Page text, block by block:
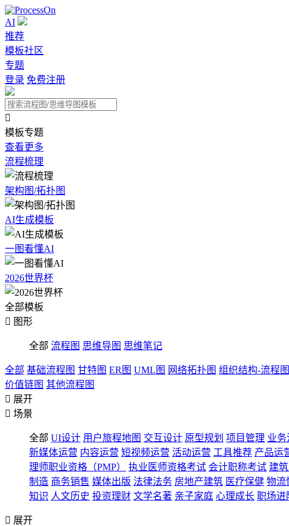
AI
推荐
模板社区
专题
登录 免费注册

模板专题
查看更多
流程梳理
架构图/拓扑图
AI生成模板
一图看懂AI
2026世界杯
全部模板
 图形
全部 流程图 思维导图 思维笔记
全部 基础流程图 甘特图 ER图 UML图 网络拓扑图 组织结构-流程图
价值链图 其他流程图
 展开
 场景
全部 UI设计 用户旅程地图 交互设计 原型规划 项目管理 业务
新媒体运营 内容运营 短视频运营 活动运营 工具推荐 产品运
理师职业资格（PMP）
执业医师资格考试 会计职称考试 建
制造 商务销售 媒体出版 法律法务 房地产建筑 医疗保健 物流
知识 人文历史 投资理财 文学名著 亲子家庭 心理成长 职场进
 展开